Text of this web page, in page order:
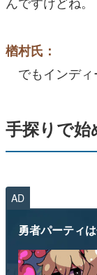
楢村氏：
でもインディ
手探りで
AD
勇者パーティ